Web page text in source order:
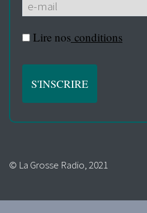
Lire nos conditions
© La Grosse Radio, 2021